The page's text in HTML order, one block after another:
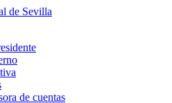
de cuentas